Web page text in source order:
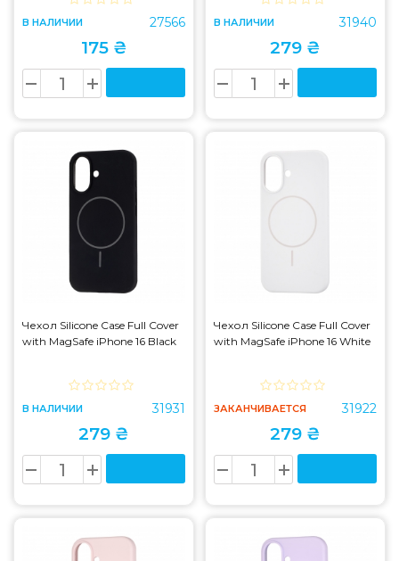
В НАЛИЧИИ 27566
175 ₴
В НАЛИЧИИ 31940
279 ₴
Чехол Silicone Case Full Cover
with MagSafe iPhone 16 Black
В НАЛИЧИИ 31931
279 ₴
Чехол Silicone Case Full Cover
with MagSafe iPhone 16 White
ЗАКАНЧИВАЕТСЯ 31922
279 ₴